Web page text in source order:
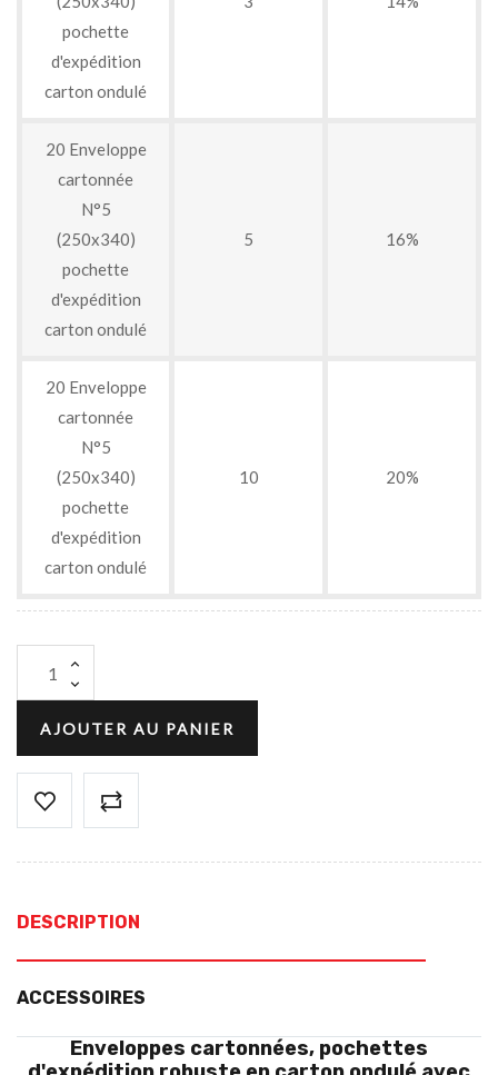
pochette
d'expédition
carton ondulé
20 Enveloppe
cartonnée
N°5
(250x340)
pochette
d'expédition
carton ondulé
5 16%
20 Enveloppe
cartonnée
N°5
(250x340)
pochette
d'expédition
carton ondulé
10 20%
AJOUTER AU PANIER
DESCRIPTION
ACCESSOIRES
Enveloppes cartonnées, pochettes